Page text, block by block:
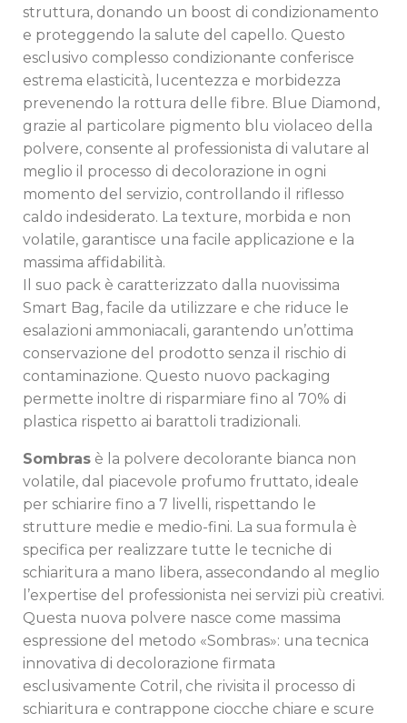
struttura, donando un boost di condizionamento
e proteggendo la salute del capello. Questo
esclusivo complesso condizionante conferisce
estrema elasticità, lucentezza e morbidezza
prevenendo la rottura delle fibre. Blue Diamond,
grazie al particolare pigmento blu violaceo della
polvere, consente al professionista di valutare al
meglio il processo di decolorazione in ogni
momento del servizio, controllando il riflesso
caldo indesiderato. La texture, morbida e non
volatile, garantisce una facile applicazione e la
massima affidabilità.
Il suo pack è caratterizzato dalla nuovissima
Smart Bag, facile da utilizzare e che riduce le
esalazioni ammoniacali, garantendo un’ottima
conservazione del prodotto senza il rischio di
contaminazione. Questo nuovo packaging
permette inoltre di risparmiare fino al 70% di
plastica rispetto ai barattoli tradizionali.
Sombras è la polvere decolorante bianca non
volatile, dal piacevole profumo fruttato, ideale
per schiarire fino a 7 livelli, rispettando le
strutture medie e medio-fini. La sua formula è
specifica per realizzare tutte le tecniche di
schiaritura a mano libera, assecondando al meglio
l’expertise del professionista nei servizi più creativi.
Questa nuova polvere nasce come massima
espressione del metodo «Sombras»: una tecnica
innovativa di decolorazione firmata
esclusivamente Cotril, che rivisita il processo di
schiaritura e contrappone ciocche chiare e scure